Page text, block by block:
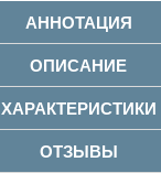
АННОТАЦИЯ
ОПИСАНИЕ
ХАРАКТЕРИСТИКИ
ОТЗЫВЫ